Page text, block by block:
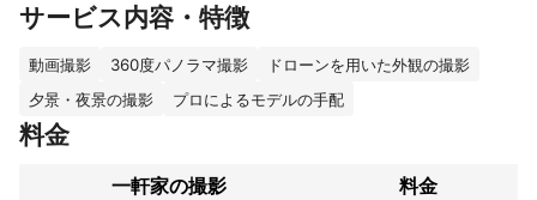
ト撮影、商品撮影等様々なシチュエーションでのライティング撮
お気軽にお問い合わせください。
これまでの実績
サービス内容・特徴
動画撮影 360度パノラマ撮影
ドローンを用いた外観の撮影
夕景・夜景の撮影
プロによるモデルの手配
料金
一軒家の撮影
料金